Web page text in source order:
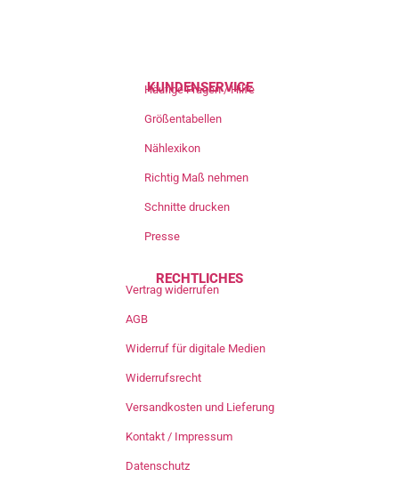
KUNDENSERVICE
Häufige Fragen / Hilfe
Größentabellen
Nählexikon
Richtig Maß nehmen
Schnitte drucken
Presse
RECHTLICHES
Vertrag widerrufen
AGB
Widerruf für digitale Medien
Widerrufsrecht
Versandkosten und Lieferung
Kontakt / Impressum
Datenschutz